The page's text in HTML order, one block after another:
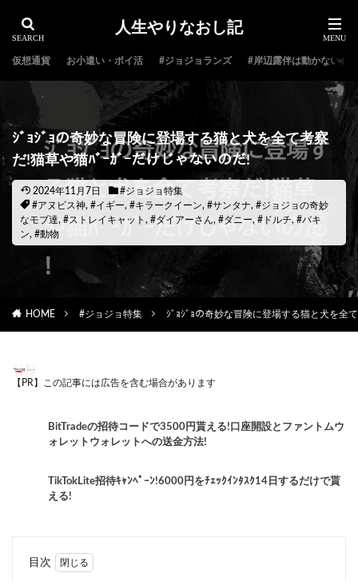
人生やりなおし記
仮想通貨 お小遣い・ポイ活 #ジョジョランズ #岸辺露伴は動かない
ｼﾞｮｼﾞｮの奇妙な冒険に登場する猫と犬を全て考察
だ!猫草や猫ﾊﾞｰｶﾞｰだけじゃないのだ!
2024年11月7日
#ジョジョ特集
#アヌビス神, #イギー, #キラークイーン, #サンタナ, #ジョジョの奇妙
なモブ達, #ストレイキャット , #ダイアーさん, #ダニー, #ドルチ, #バキ
ン, #動物
HOME #ジョジョ特集 ｼﾞｮｼﾞｮの奇妙な冒険に登場する猫と犬を全
【PR】この記事には広告を含む場合があります
BitTradeの招待コードで3500円貰える!口座開設とファントムウ
ォレットウォレットへの送金方法!
TikTokLite招待ｷｬﾝﾍﾟｰﾝ!6000円をﾁｪｯｸｲﾝﾀｽｸ14日するだけで貰
える!
目次